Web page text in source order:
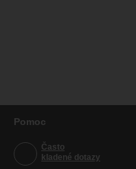
Pomoc
Často
kladené dotazy